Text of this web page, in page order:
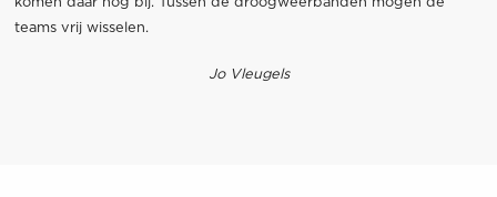
teams vrij wisselen.
Jo Vleugels